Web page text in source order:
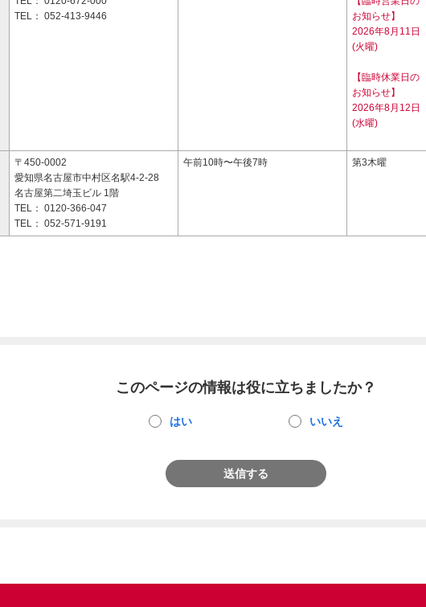
TEL： 052-413-9446
お知らせ】
2026年8月11日
(火曜)
【臨時休業日の
お知らせ】
2026年8月12日
(水曜)
〒450-0002
愛知県名古屋市中村区名駅4-2-28
名古屋第二埼玉ビル 1階
TEL： 0120-366-047
TEL： 052-571-9191
午前10時〜午後7時 第3木曜
このページの情報は役に立ちましたか？
はい いいえ
送信する